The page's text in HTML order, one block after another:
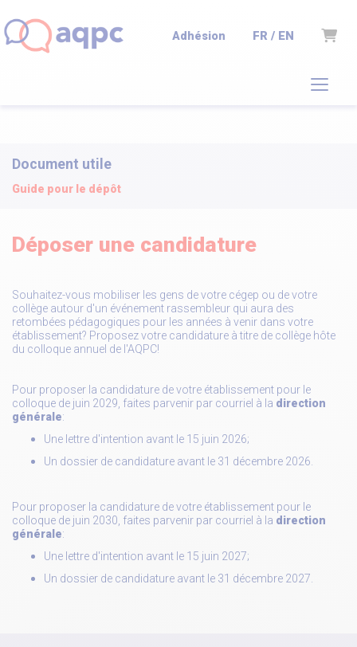
Adhésion FR / EN Panier
Document utile
Guide pour le dépôt
Déposer une candidature
Souhaitez-vous mobiliser les gens de votre cégep ou de votre
collège autour d'un événement rassembleur qui aura des
retombées pédagogiques pour les années à venir dans votre
établissement? Proposez votre candidature à titre de collège hôte
du colloque annuel de l'AQPC!
Pour proposer la candidature de votre établissement pour le
colloque de juin 2029, faites parvenir par courriel à la direction
générale:
Une lettre d'intention avant le 15 juin 2026;
Un dossier de candidature avant le 31 décembre 2026.
Pour proposer la candidature de votre établissement pour le
colloque de juin 2030, faites parvenir par courriel à la direction
générale:
Une lettre d'intention avant le 15 juin 2027;
Un dossier de candidature avant le 31 décembre 2027.